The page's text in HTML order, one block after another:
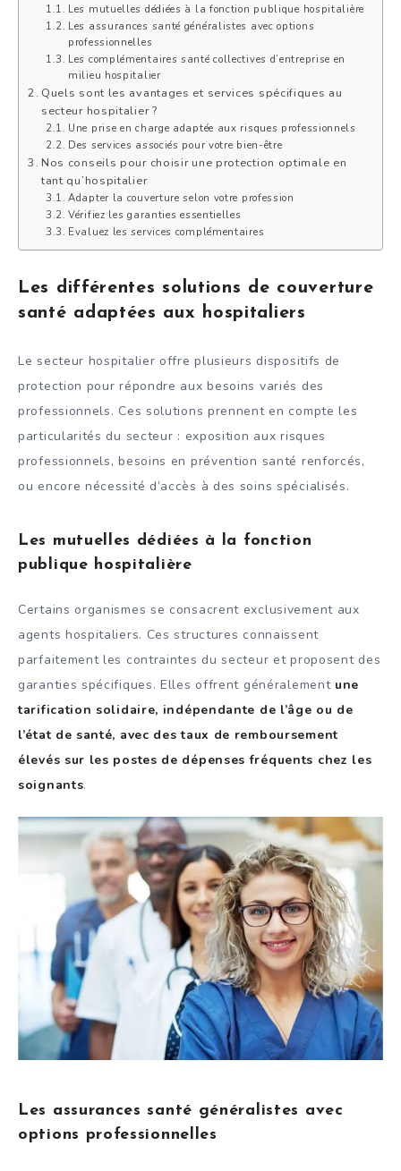
Les mutuelles dédiées à la fonction publique hospitalière
Les assurances santé généralistes avec options
professionnelles
Les complémentaires santé collectives d’entreprise en
milieu hospitalier
Quels sont les avantages et services spécifiques au
secteur hospitalier ?
Une prise en charge adaptée aux risques professionnels
Des services associés pour votre bien-être
Nos conseils pour choisir une protection optimale en
tant qu’hospitalier
Adapter la couverture selon votre profession
Vérifiez les garanties essentielles
Evaluez les services complémentaires
Les différentes solutions de couverture
santé adaptées aux hospitaliers
Le secteur hospitalier offre plusieurs dispositifs de
protection pour répondre aux besoins variés des
professionnels. Ces solutions prennent en compte les
particularités du secteur : exposition aux risques
professionnels, besoins en prévention santé renforcés,
ou encore nécessité d’accès à des soins spécialisés.
Les mutuelles dédiées à la fonction
publique hospitalière
Certains organismes se consacrent exclusivement aux
agents hospitaliers. Ces structures connaissent
parfaitement les contraintes du secteur et proposent des
garanties spécifiques. Elles offrent généralement une
tarification solidaire, indépendante de l’âge ou de
l’état de santé, avec des taux de remboursement
élevés sur les postes de dépenses fréquents chez les
soignants.
Les assurances santé généralistes avec
options professionnelles